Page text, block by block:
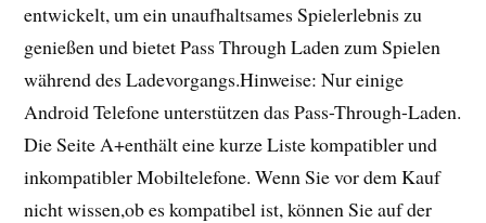
entwickelt, um ein unaufhaltsames Spielerlebnis zu
genießen und bietet Pass Through Laden zum Spielen
während des Ladevorgangs.Hinweise: Nur einige
Android Telefone unterstützen das Pass-Through-Laden.
Die Seite A+enthält eine kurze Liste kompatibler und
inkompatibler Mobiltelefone. Wenn Sie vor dem Kauf
nicht wissen,ob es kompatibel ist, können Sie auf der